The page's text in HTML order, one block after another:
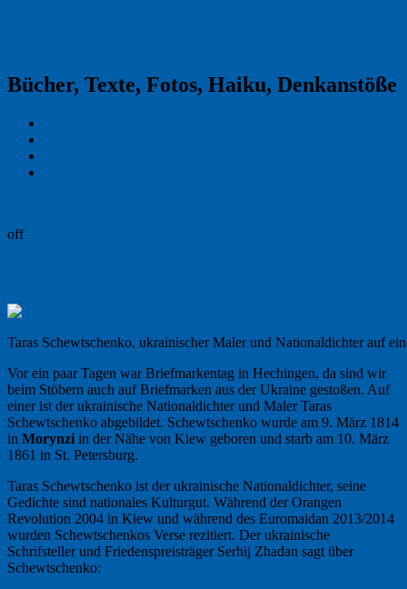
Bücher, Texte, Fotos, Haiku, Denkanstöße
off
Taras Schewtschenko, ukrainischer Maler und Nationaldichter auf
Vor ein paar Tagen war Briefmarkentag in Hechingen, da sind wir
beim Stöbern auch auf Briefmarken aus der Ukraine gestoßen. Auf
einer ist der ukrainische Nationaldichter und MalerTaras
Schewtschenko abgebildet. Schewtschenko wurde am 9. März 1814
in Morynzi in der Nähe von Kiew geboren und starb am 10. März
1861 in St. Petersburg.
Taras Schewtschenko ist der ukrainische Nationaldichter, seine
Gedichte sind nationales Kulturgut. Während der Orangen
Revolution 2004 in Kiew und während des Euromaidan 2013/2014
wurden Schewtschenkos Verse rezitiert. Der ukrainische
Schrifsteller und Friedenspreisträger Serhij Zhadan sagt über
Schewtschenko: